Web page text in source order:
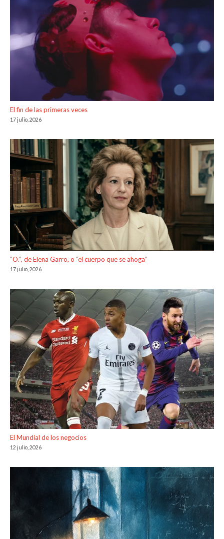
El fin de las primeras veces
17 julio, 2026
“O.”, de Elena Garro, o “el cuerpo que se ahoga”
17 julio, 2026
El Mundial de los negocios
12 julio, 2026